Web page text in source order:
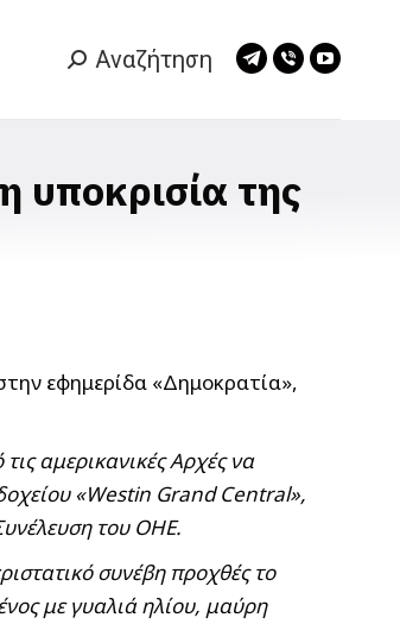
Search:
Αναζήτηση
Telegram
new
Viber
new
υποκρισία της
εφημερίδα «Δημοκρατία»,
αμερικανικές Αρχές να
«Westin Grand Central»,
του ΟΗΕ.
συνέβη προχθές το
με γυαλιά ηλίου, μαύρη